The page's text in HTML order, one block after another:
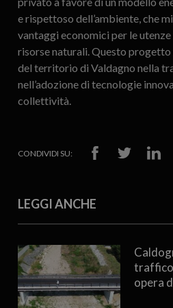
e rispettoso dell’ambiente, che
vantaggi economici per le
risorse naturali. Questo progetto
del territorio di Valdagno nella
nell’adozione di tecnologie
collettività.
CONDIVIDI SU:
LEGGI ANCHE
traffico
opera